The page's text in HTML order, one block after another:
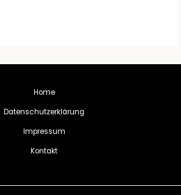
Home
Datenschutzerklärung
Impressum
Kontakt